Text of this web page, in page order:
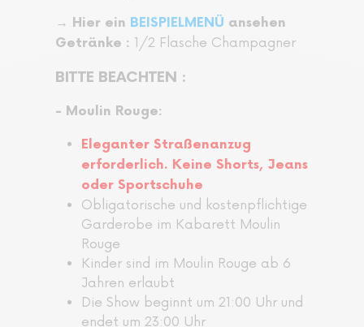
→ Hier ein BEISPIELMENÜ ansehen
Getränke : 1/2 Flasche Champagner
BITTE BEACHTEN :
- Moulin Rouge:
Eleganter Straßenanzug
erforderlich. Keine Shorts, Jeans
oder Sportschuhe
Obligatorische und kostenpflichtige
Garderobe im Kabarett Moulin
Rouge
Kinder sind im Moulin Rouge ab 6
Jahren erlaubt
Die Show beginnt um 21:00 Uhr und
endet um 23:00 Uhr